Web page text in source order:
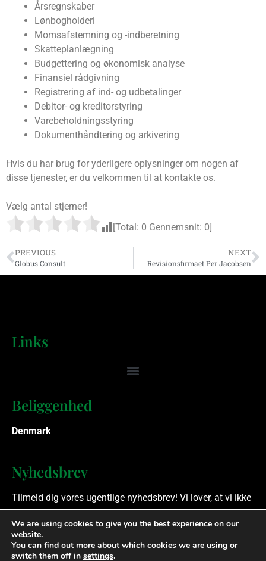
Årsregnskaber
Lønbogholderi
Momsafstemning og -indberetning
Skatteplanlægning
Budgettering og økonomisk analyse
Finansiel rådgivning
Registrering af ind- og udbetalinger
Debitor- og kreditorstyring
Varebeholdningsstyring
Dokumenthåndtering og arkivering
Hvis du har brug for yderligere oplysninger om nogen af ​​
disse tjenester, er du velkommen til at kontakte os.
Vælg antal stjerner!
[Total: 0 Gennemsnit: 0
PREVIOUS
Globus Consult
NEXT
Revisionsfirmaet Per Jacobsen
Links
Beliggenhed
Denmark
Nyhedsbrev
Tilmeld dig vores ugentlige nyhedsbrev! Vi lover, at vi ikke
spammer.
Ophavsret © 2023 Finansielle Rådgivere. Alle rettigheder
We are using cookies to give you the best experience on our
website.
You can find out more about which cookies we are using or
switch them off in settings.